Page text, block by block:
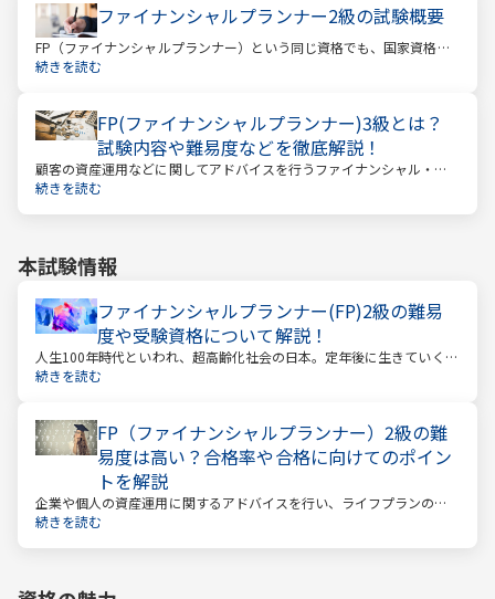
ファイナンシャルプランナー2級の試験概要
FP（ファイナンシャルプランナー）という同じ資格でも、国家資格と
民間資格の2種類にわかれています。
続きを読む
FP(ファイナンシャルプランナー)3級とは？
試験内容や難易度などを徹底解説！
顧客の資産運用などに関してアドバイスを行うファイナンシャル・プ
ランナー。このファイナンシャル・プランナーとして働くときに、大
続きを読む
本試験情報
ファイナンシャルプランナー(FP)2級の難易
度や受験資格について解説！
人生100年時代といわれ、超高齢化社会の日本。定年後に生きていく時
間も当然長くなっています。今どんな年齢の人でも、安心して暮らし
続きを読む
FP（ファイナンシャルプランナー）2級の難
易度は高い？合格率や合格に向けてのポイン
トを解説
企業や個人の資産運用に関するアドバイスを行い、ライフプランの設
計を提案するファイナンシャルプランナー。
続きを読む